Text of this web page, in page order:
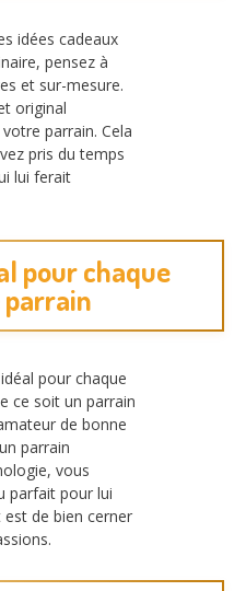
idées cadeaux
pensez à
et sur-mesure.
original
parrain. Cela
pris du temps
lui ferait
pour chaque
pour chaque
ce soit un parrain
de bonne
parrain
vous
parfait pour lui
de bien cerner